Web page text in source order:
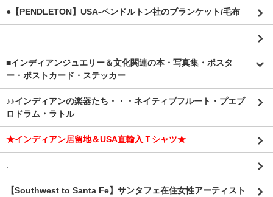
●【PENDLETON】USA-ペンドルトン社のブランケット/毛布
.
■インディアンジュエリー＆文化関連の本・写真集・ポスタ
ー・ポストカード・ステッカー
♪♪インディアンの楽器たち・・・ネイティブフルート・プエブ
ロドラム・ラトル
★インディアン居留地＆USA直輸入Ｔシャツ★
.
【Southwest to Santa Fe】サンタフェ在住女性アーティスト